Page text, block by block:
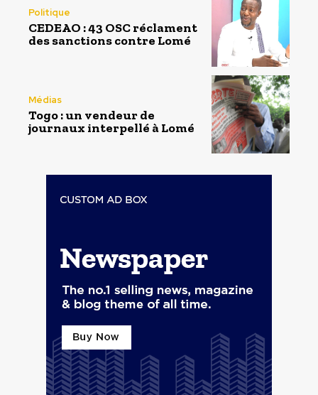
Politique
CEDEAO : 43 OSC réclament
des sanctions contre Lomé
Médias
Togo : un vendeur de
journaux interpellé à Lomé